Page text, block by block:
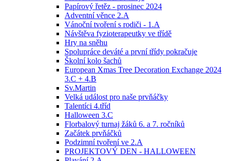
Papírový řetěz - prosinec 2024
Adventní věnce 2.A
Vánoční tvoření s rodiči - 1.A
Návštěva fyzioterapeutky ve třídě
Hry na sněhu
Spolupráce deváté a první třídy pokračuje
Školní kolo šachů
European Xmas Tree Decoration Exchange 2024
3.C + 4.B
Sv.Martin
Velká událost pro naše prvňáčky
Talentíci 4.tříd
Halloween 3.C
Florbalový turnaj žáků 6. a 7. ročníků
Začátek prvňáčků
Podzimní tvoření ve 2.A
PROJEKTOVÝ DEN - HALLOWEEN